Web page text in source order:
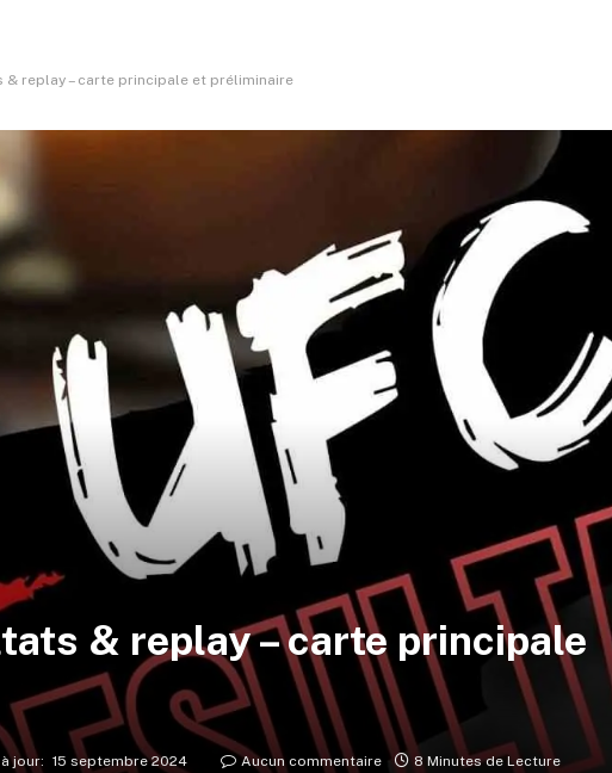
& replay – carte principale et préliminaire
& replay – carte principale
jour: 15 septembre 2024 Aucun commentaire 8 Minutes de Lecture